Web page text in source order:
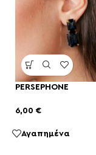
PERSEPHONE
6,00 €
Αγαπημένα